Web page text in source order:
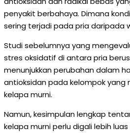
penyakit berbahaya. Dimana
sering terjadi pada pria daripada
Studi sebelumnya yang
stres oksidatif di antara pria
menunjukkan perubahan dalam
antioksidan pada kelompok yang
kelapa murni.
Namun, kesimpulan lengkap
kelapa murni perlu digali lebih